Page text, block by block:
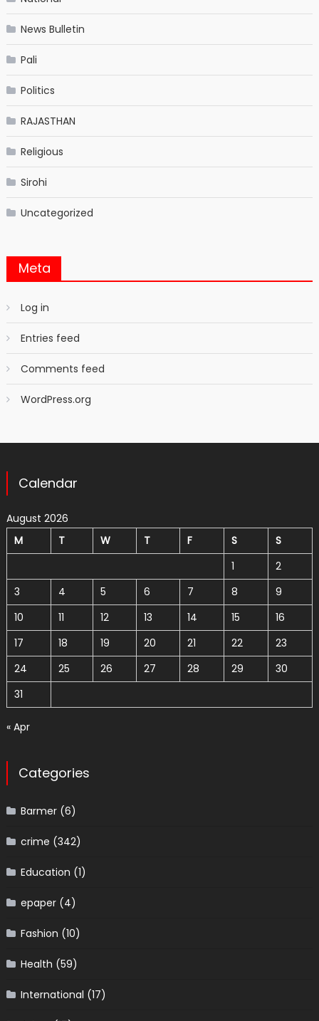
News Bulletin
Pali
Politics
RAJASTHAN
Religious
Sirohi
Uncategorized
Meta
Log in
Entries feed
Comments feed
WordPress.org
Calendar
August 2026
M
T W T F S
S
1
2
3
4 5 6 7 8
9
10
11 12 13 14 15
16
17
18 19 20 21 22
23
24
25 26 27 28 29
30
31
« Apr
Categories
Barmer(6)
crime (342)
Education (1)
epaper(4)
Fashion (10)
Health (59)
International (17)